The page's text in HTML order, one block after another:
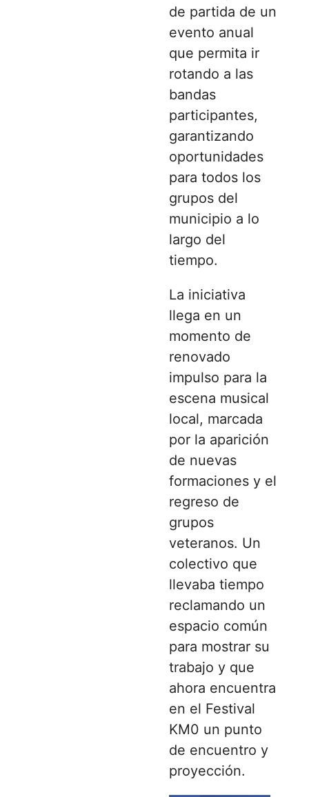
de partida de un
evento anual
que permita ir
rotando a las
bandas
participantes,
garantizando
oportunidades
para todos los
grupos del
municipio a lo
largo del
tiempo.
La iniciativa
llega en un
momento de
renovado
impulso para la
escena musical
local, marcada
por la aparición
de nuevas
formaciones y el
regreso de
grupos
veteranos. Un
colectivo que
llevaba tiempo
reclamando un
espacio común
para mostrar su
trabajo y que
ahora encuentra
en el Festival
KM0 un punto
de encuentro y
proyección.